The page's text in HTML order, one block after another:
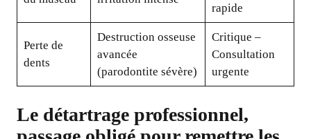
rapide
Perte de
dents
Destruction osseuse
avancée
(parodontite sévère)
Critique –
Consultation
urgente
Le détartrage professionnel,